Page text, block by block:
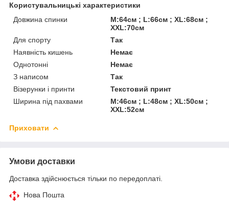
Користувальницькі характеристики
Довжина спинки
M:64см ; L:66см ; XL:68см ;
XXL:70см
Для спорту
Так
Наявність кишень
Немає
Однотонні
Немає
З написом
Так
Візерунки і принти
Текстовий принт
Ширина під пахвами
M:46см ; L:48см ; XL:50см ;
XXL:52см
Приховати
Умови доставки
Доставка здійснюється тільки по передоплаті.
Нова Пошта